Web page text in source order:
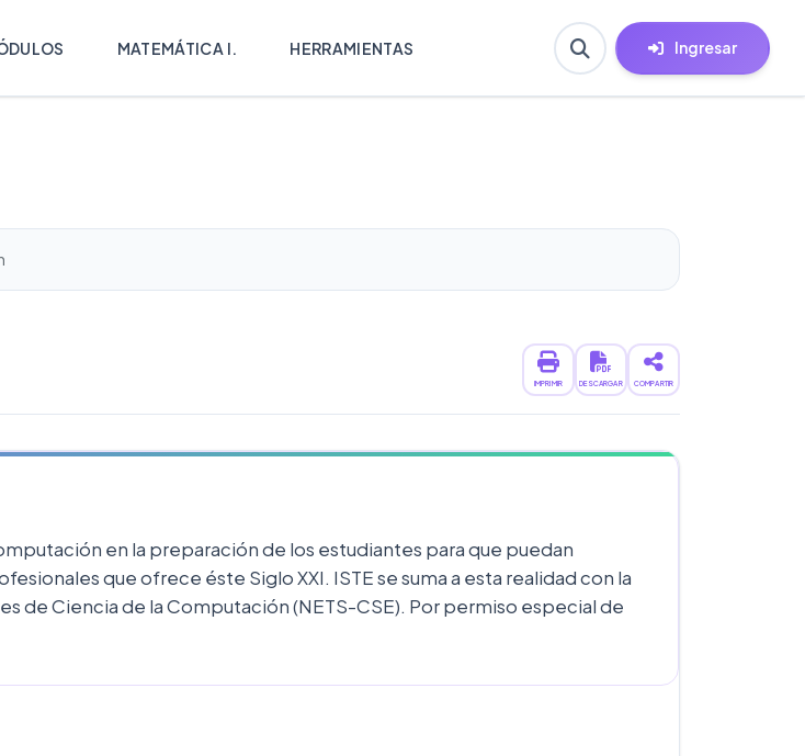
MATEMÁTICA I. HERRAMIENTAS Ingresar
IMPRIMIR DESCARGAR COMPARTIR
en la preparación de los estudiantes para que puedan
que ofrece éste Siglo XXI. ISTE se suma a esta realidad con la
de Ciencia de la Computación (NETS-CSE). Por permiso especial de